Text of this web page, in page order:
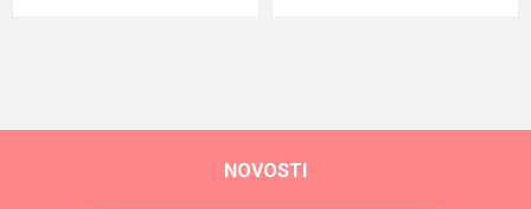
NOVOSTI